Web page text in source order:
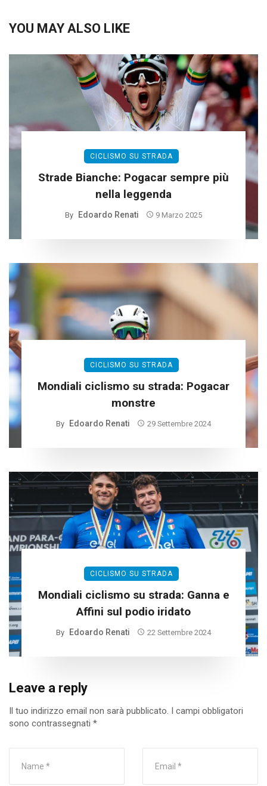
YOU MAY ALSO LIKE
CICLISMO SU STRADA
Strade Bianche: Pogacar sempre più
nella leggenda
By Edoardo Renati 9 Marzo 2025
CICLISMO SU STRADA
Mondiali ciclismo su strada: Pogacar
monstre
By Edoardo Renati 29 Settembre 2024
CICLISMO SU STRADA
Mondiali ciclismo su strada: Ganna e
Affini sul podio iridato
By Edoardo Renati 22 Settembre 2024
Leave a reply
Il tuo indirizzo email non sarà pubblicato. I campi obbligatori
sono contrassegnati *